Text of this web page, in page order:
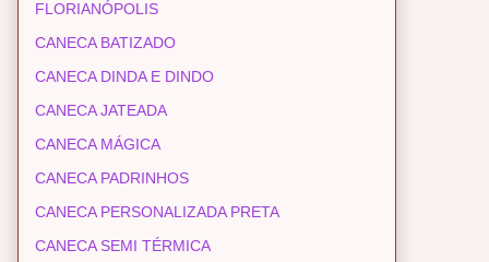
FLORIANÓPOLIS
CANECA BATIZADO
CANECA DINDA E DINDO
CANECA JATEADA
CANECA MÁGICA
CANECA PADRINHOS
CANECA PERSONALIZADA PRETA
CANECA SEMI TÉRMICA